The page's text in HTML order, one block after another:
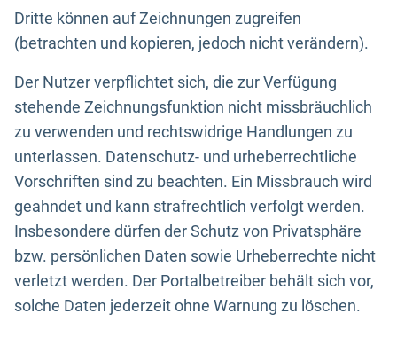
Dritte können auf Zeichnungen zugreifen
(betrachten und kopieren, jedoch nicht verändern).
Der Nutzer verpflichtet sich, die zur Verfügung
stehende Zeichnungsfunktion nicht missbräuchlich
zu verwenden und rechtswidrige Handlungen zu
unterlassen. Datenschutz- und urheberrechtliche
Vorschriften sind zu beachten. Ein Missbrauch wird
geahndet und kann strafrechtlich verfolgt werden.
Insbesondere dürfen der Schutz von Privatsphäre
bzw. persönlichen Daten sowie Urheberrechte nicht
verletzt werden. Der Portalbetreiber behält sich vor,
solche Daten jederzeit ohne Warnung zu löschen.